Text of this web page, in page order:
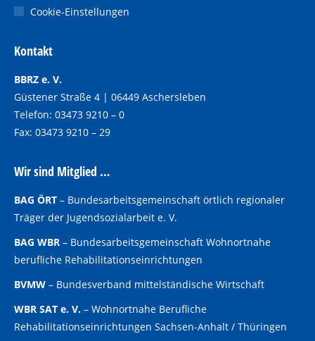
Cookie-Einstellungen
Kontakt
BBRZ e. V.
Güstener Straße 4 | 06449 Aschersleben
Telefon: 03473 9210 – 0
Fax: 03473 9210 – 29
Wir sind Mitglied …
BAG ÖRT – Bundesarbeitsgemeinschaft örtlich regionaler
Träger der Jugendsozialarbeit e. V.
BAG WBR – Bundesarbeitsgemeinschaft Wohnortnahe
berufliche Rehabilitationseinrichtungen
BVMW – Bundesverband mittelständische Wirtschaft
WBR SAT e. V. – Wohnortnahe Berufliche
Rehabilitationseinrichtungen Sachsen-Anhalt / Thüringen